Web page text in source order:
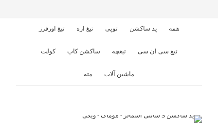
همه پد ساکشن توپی تیغ اره تیغ اورفرز
تیغ سی ان سی تیغچه ساکشن کاپ کولت
ماشین آلات مته